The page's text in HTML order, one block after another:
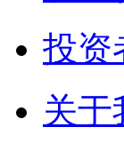
投资
关于